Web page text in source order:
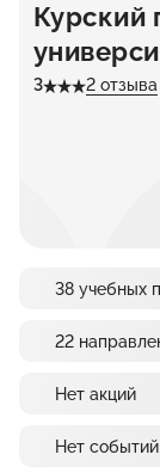
Курский
3 2 отзыва
38 учебных
22
Нет акций
Нет событий